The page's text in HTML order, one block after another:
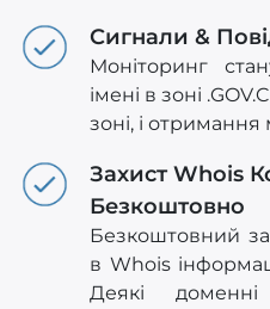
Сигнали &
Моніторинг
імені в зоні
зоні, і
Захист Whois
Безкоштовно
Безкоштовний
в Whois
Деякі